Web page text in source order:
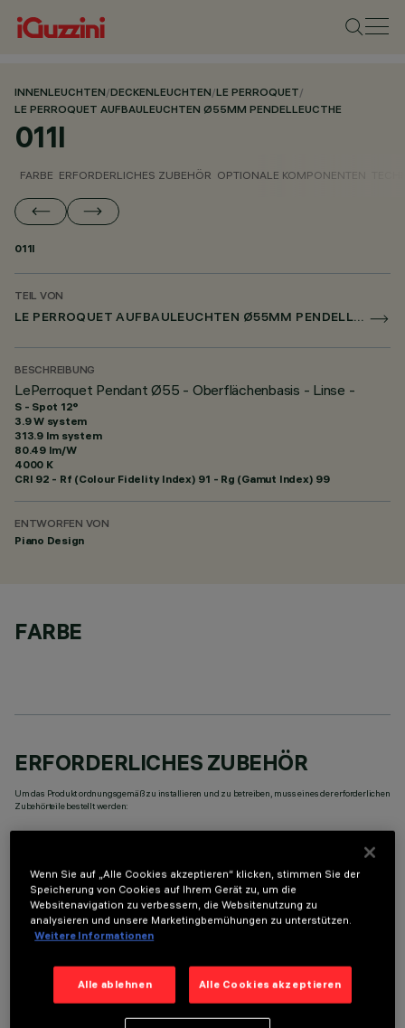
INNENLEUCHTEN/DECKENLEUCHTEN/LE PERROQUET/
LE PERROQUET AUFBAULEUCHTEN Ø55MM PENDELLEUCTHE
011I
FARBE ERFORDERLICHES ZUBEHÖR OPTIONALE KOMPONENTEN
011I
TEIL VON
LE PERROQUET AUFBAULEUCHTEN Ø55MM PENDELLEUCTHE
BESCHREIBUNG
LePerroquet Pendant Ø55 - Oberflächenbasis - Linse -
S - Spot 12°
3.9 W system
313.9 lm system
80.49 lm/W
4000 K
CRI 92 - Rf (Colour Fidelity Index) 91 - Rg (Gamut Index) 99
ENTWORFEN VON
Piano Design
FARBE
ERFORDERLICHES ZUBEHÖR
Um das Produkt ordnungsgemäß zu installieren und zu betreiben, muss eines der erforderlichen
Zubehörteile bestellt werden:
OPTIONALE KOMPONENTEN
Wenn Sie auf „Alle Cookies akzeptieren“ klicken, stimmen Sie der
Speicherung von Cookies auf Ihrem Gerät zu, um die
Websitenavigation zu verbessern, die Websitenutzung zu
analysieren und unsere Marketingbemühungen zu unterstützen.
Weitere Informationen
Alle ablehnen Alle Cookies akzeptieren